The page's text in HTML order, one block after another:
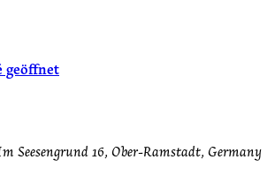
geöffnet
Seesengrund 16, Ober-Ramstadt, Germany